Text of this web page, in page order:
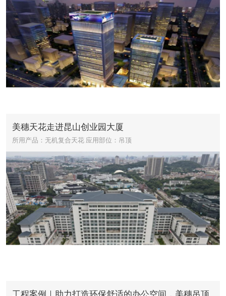
美穗天花走进昆山创业园大厦
所用产品：无机复合天花 应用部位：吊顶